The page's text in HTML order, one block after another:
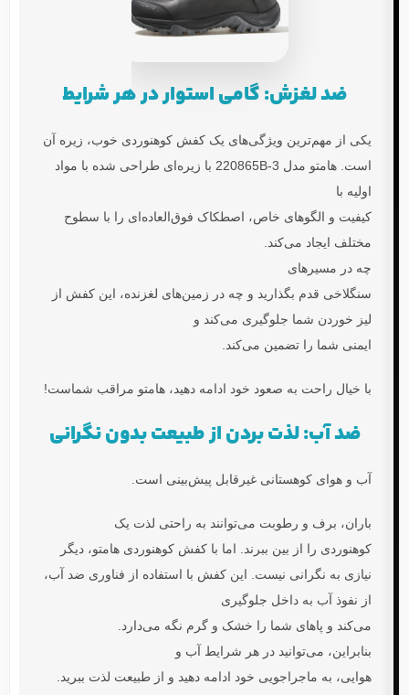
ضد لغزش: گامی استوار در هر شرایط
یکی از مهم‌ترین ویژگی‌های یک کفش کوهنوردی خوب، زیره آن
است. هامتو مدل 220865B-3
با زیره‌ای طراحی شده با مواد
اولیه با
کیفیت و الگوهای خاص، اصطکاک فوق‌العاده‌ای را با سطوح
مختلف ایجاد می‌کند.
چه در مسیرهای
سنگلاخی قدم بگذارید و چه در زمین‌های لغزنده، این کفش از
لیز خوردن شما جلوگیری می‌کند و
ایمنی شما را تضمین می‌کند.
با خیال راحت به صعود خود ادامه دهید، هامتو مراقب شماست!
ضد آب: لذت بردن از طبیعت بدون نگرانی
آب و هوای کوهستانی غیرقابل پیش‌بینی است.
باران، برف و رطوبت می‌توانند به راحتی لذت یک
کوهنوردی را از بین ببرند. اما با کفش کوهنوردی هامتو، دیگر
نیازی به نگرانی نیست. این کفش با استفاده از فناوری ضد آب،
از نفوذ آب به داخل جلوگیری
می‌کند و پاهای شما را خشک و گرم نگه می‌دارد.
بنابراین، می‌توانید در هر شرایط آب و
هوایی، به ماجراجویی خود ادامه دهید و از طبیعت لذت ببرید.